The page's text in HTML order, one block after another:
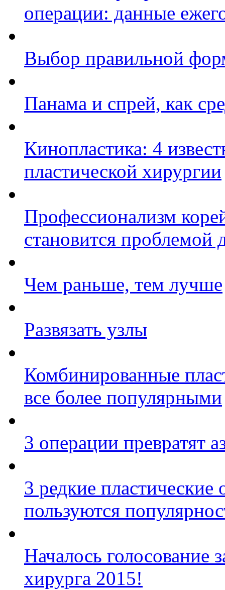
операции: данные
Выбор правильной
Панама и спрей, как
Кинопластика: 4
пластической хирургии
Профессионализм
становится проблемой
Чем раньше, тем лучше
Развязать узлы
Комбинированные
все более популярными
3 операции превратят
3 редкие
пользуются
Началось голосование
хирурга 2015!